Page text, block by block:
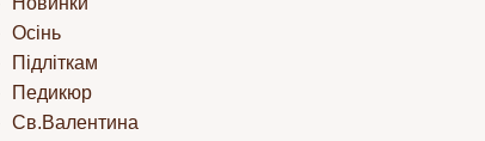
Осінь
Підліткам
Педикюр
Св.Валентина